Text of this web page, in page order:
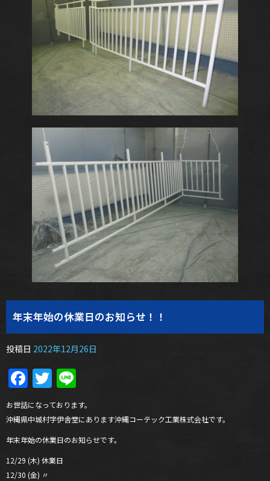
年末年始の休業日のお知らせ！！
投稿日 2022年12月26日
Facebook
Twitter
お世話になっております。
沖縄県中城村字伊舎堂にあります沖縄コーテック工業株式会社です。
年末年始の休業日のお知らせです。
12/29 (木) 休業日
12/30 (金) 〃